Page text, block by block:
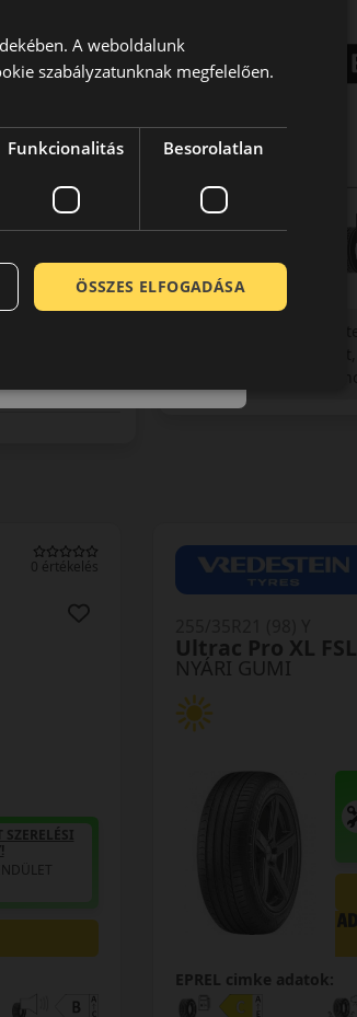
ki, amikor
szereplőként
0 értékelés
SZERELÉSI
NYÁRI GUMI
Ultrac Pro XL FSL
EPREL cimke adatok:
A weboldalunk
szabályzatunknak megfelelően.
Funkcionalitás Besorolatlan
ÖSSZES ELFOGADÁSA